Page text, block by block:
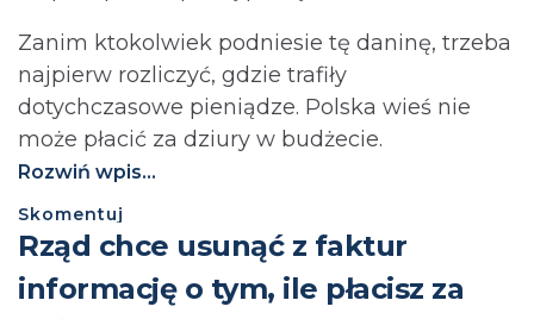
Zanim ktokolwiek podniesie tę daninę, trzeba
najpierw rozliczyć, gdzie trafiły
dotychczasowe pieniądze. Polska wieś nie
może płacić za dziury w budżecie.⁩
Rozwiń wpis...
Skomentuj
Rząd chce usunąć z faktur
informację o tym, ile płacisz za